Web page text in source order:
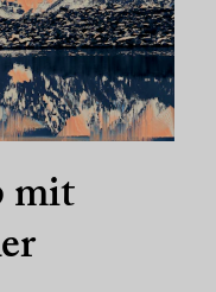
mit